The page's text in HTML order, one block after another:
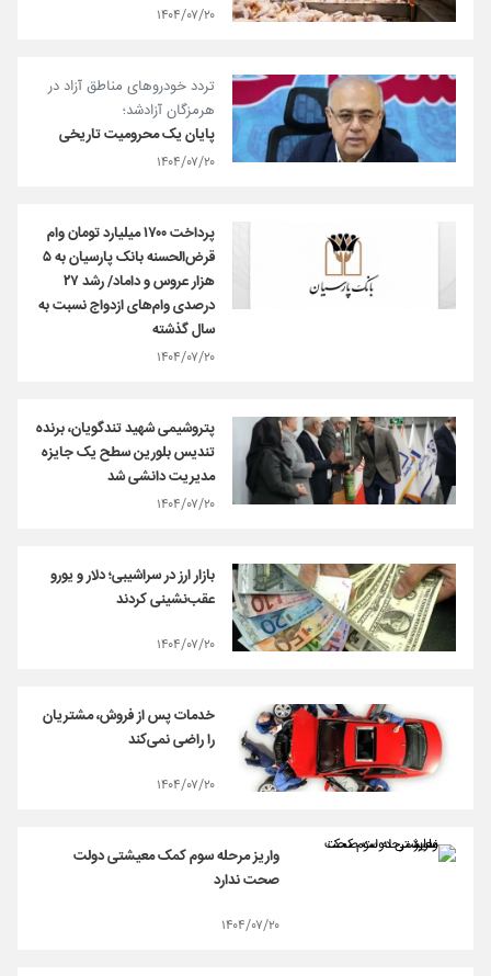
۱۴۰۴/۰۷/۲۰
تردد خودروهای مناطق آزاد در
هرمزگان آزادشد؛
پایان یک محرومیت تاریخی
۱۴۰۴/۰۷/۲۰
پرداخت ۱۷۰۰ میلیارد تومان وام
قرض‌الحسنه بانک پارسیان به ۵
هزار عروس و داماد/ رشد ۲۷
درصدی وام‌های ازدواج نسبت به
سال گذشته
۱۴۰۴/۰۷/۲۰
پتروشیمی شهید تندگویان، برنده
تندیس بلورین سطح یک جایزه
مدیریت دانشی شد
۱۴۰۴/۰۷/۲۰
بازار ارز در سراشیبی؛ دلار و یورو
عقب‌نشینی کردند
۱۴۰۴/۰۷/۲۰
خدمات پس از فروش، مشتریان
را راضی نمی‌کند
۱۴۰۴/۰۷/۲۰
واریز مرحله سوم کمک معیشتی دولت
صحت ندارد
۱۴۰۴/۰۷/۲۰